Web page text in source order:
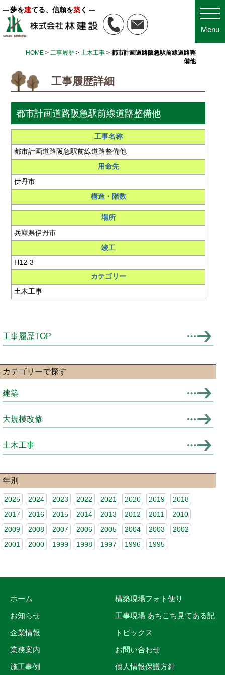
Menu
夢を建てる、信頼を築く
HOME >工事履歴 >土木工事 >都市計画道路阪急駅前線道路整
備他
工事履歴詳細
都市計画道路阪急駅前線道路整備他
工事名称
都市計画道路阪急駅前線道路整備他
用命先
伊丹市
構造・階数
場所
兵庫県伊丹市
竣工
H12-3
カテゴリー
土木工事
工事履歴TOP
カテゴリーで探す
建築
大規模改修
土木工事
年別
2025 2024 2023 2022 2021 2020 2019
2018
2017
2016 2015 2014 2013 2012 2011
2010
2009
2008 2007 2006 2005 2004 2003
2002
2001
2000 1999 1998 1997 1996 1995
ホーム
お知らせ
企業情報
業務案内
施工事例
構築現場フォト便り
工事現場 あちこち見てある記
トピックス
お問い合わせ
個人情報保護方針